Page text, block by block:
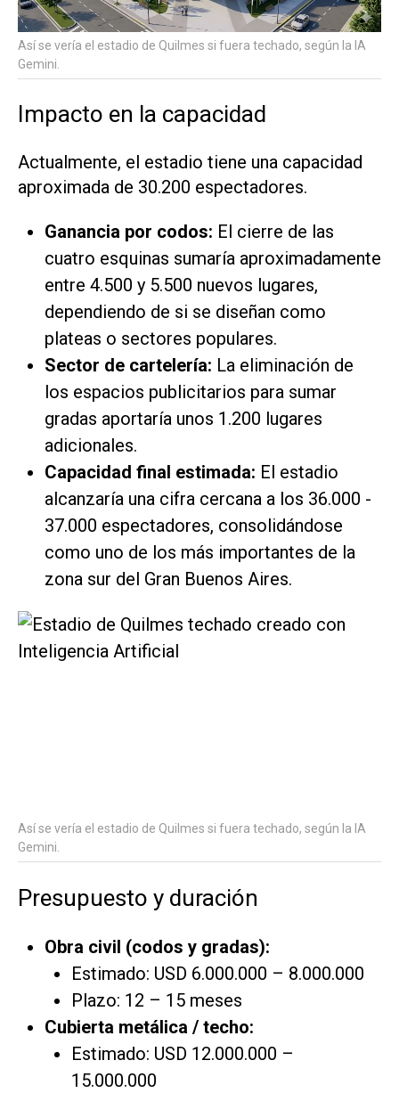
Así se vería el estadio de Quilmes si fuera techado, según la IA
Gemini.
Impacto en la capacidad
Actualmente, el estadio tiene una capacidad
aproximada de 30.200 espectadores.
Ganancia por codos: El cierre de las
cuatro esquinas sumaría aproximadamente
entre 4.500 y 5.500 nuevos lugares,
dependiendo de si se diseñan como
plateas o sectores populares.
Sector de cartelería: La eliminación de
los espacios publicitarios para sumar
gradas aportaría unos 1.200 lugares
adicionales.
Capacidad final estimada: El estadio
alcanzaría una cifra cercana a los 36.000 -
37.000 espectadores, consolidándose
como uno de los más importantes de la
zona sur del Gran Buenos Aires.
Así se vería el estadio de Quilmes si fuera techado, según la IA
Gemini.
Presupuesto y duración
Obra civil (codos y gradas):
Estimado: USD 6.000.000 – 8.000.000
Plazo: 12 – 15 meses
Cubierta metálica / techo:
Estimado: USD 12.000.000 –
15.000.000